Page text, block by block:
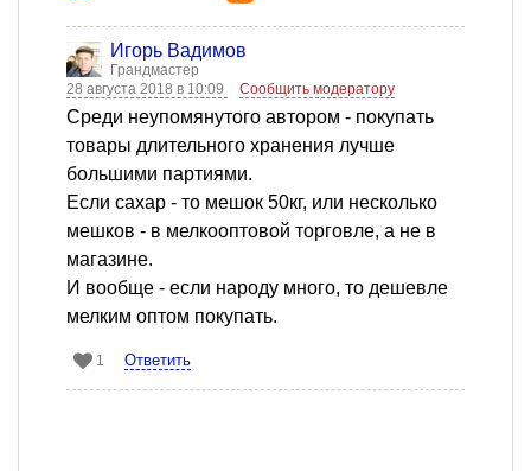
Игорь Вадимов
Грандмастер
28 августа 2018 в 10:09
Сообщить модератору
Среди неупомянутого автором - покупать
товары длительного хранения лучше
большими партиями.
Если сахар - то мешок 50кг, или несколько
мешков - в мелкооптовой торговле, а не в
магазине.
И вообще - если народу много, то дешевле
мелким оптом покупать.
1 Ответить